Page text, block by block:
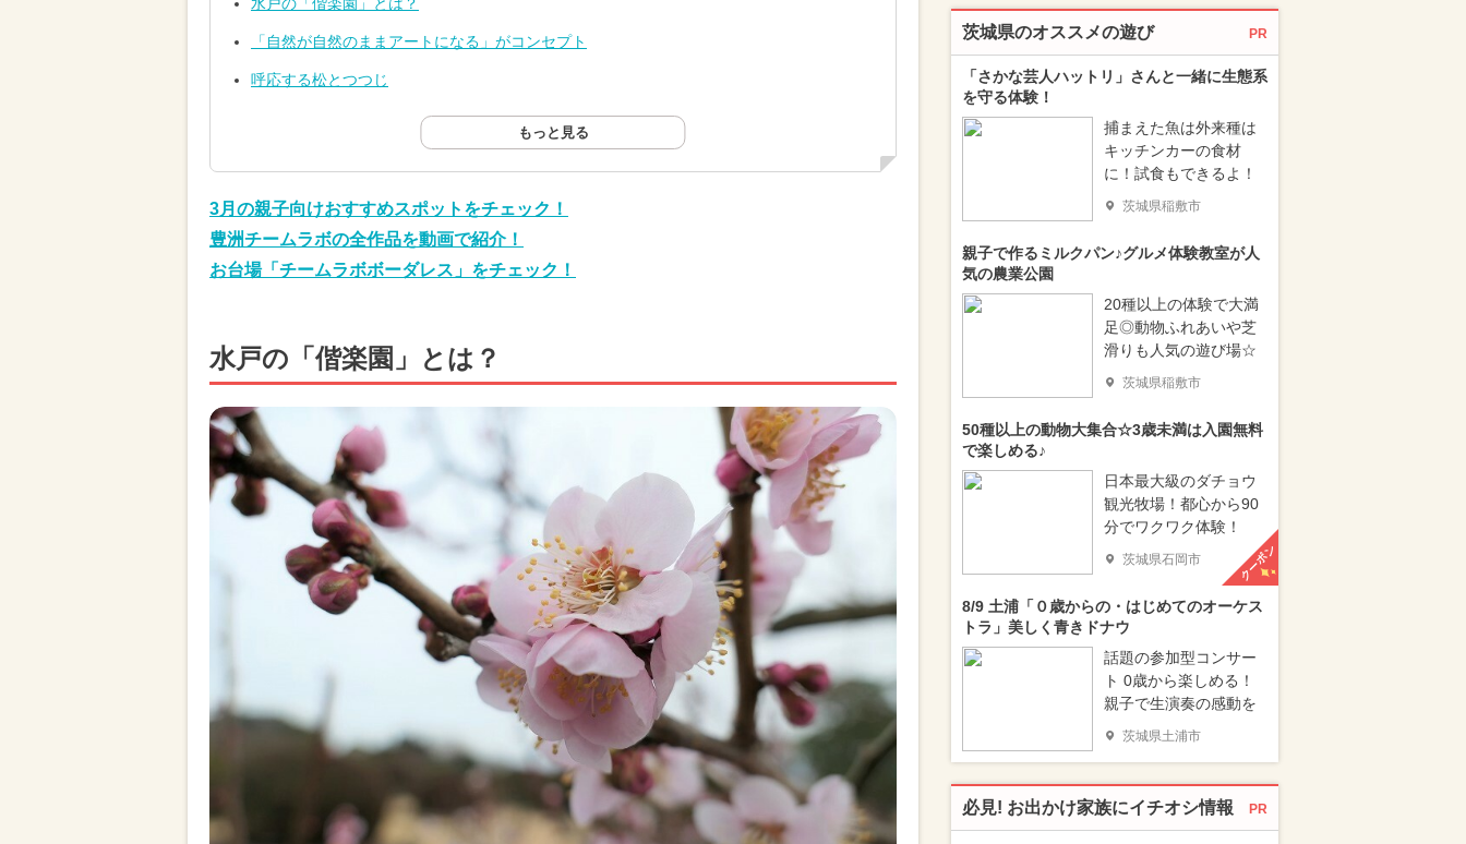
「自然が自然のままアートになる」がコンセプト
呼応する松とつつじ
もっと見る
3月の親子向けおすすめスポットをチェック！
豊洲チームラボの全作品を動画で紹介！
お台場「チームラボボーダレス」をチェック！
水戸の「偕楽園」とは？
茨城県のオススメの遊び PR
「さかな芸人ハットリ」さんと一緒に生態系
を守る体験！
捕まえた魚は外来種は
キッチンカーの食材
に！試食もできるよ！
茨城県稲敷市
親子で作るミルクパン♪グルメ体験教室が人
気の農業公園
20種以上の体験で大満
足◎動物ふれあいや芝
滑りも人気の遊び場☆
茨城県稲敷市
50種以上の動物大集合☆3歳未満は入園無料
で楽しめる♪
日本最大級のダチョウ
観光牧場！都心から90
分でワクワク体験！
茨城県石岡市 クーポン
8/9 土浦「０歳からの・はじめてのオーケス
トラ」美しく青きドナウ
話題の参加型コンサー
ト 0歳から楽しめる！
親子で生演奏の感動を
茨城県土浦市
必見! お出かけ家族にイチオシ情報 PR